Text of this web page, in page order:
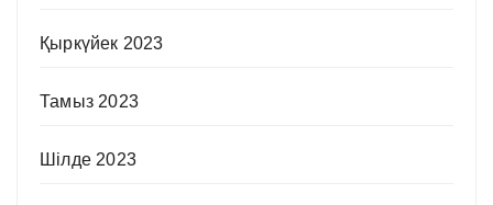
Қыркүйек 2023
Тамыз 2023
Шілде 2023